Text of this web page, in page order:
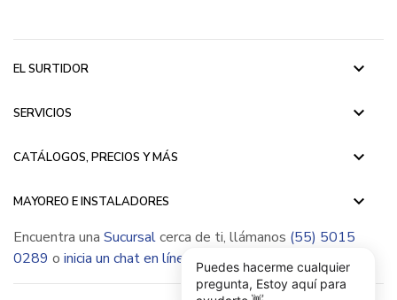
EL SURTIDOR keyboard_arrow_down
SERVICIOS keyboard_arrow_down
CATÁLOGOS, PRECIOS Y MÁS keyboard_arrow_down
MAYOREO E INSTALADORES keyboard_arrow_down
Encuentra una Sucursalcerca de ti, llámanos (55) 5015
0289 o inicia un chat en línea
Puedes hacerme cualquier
pregunta, Estoy aquí para